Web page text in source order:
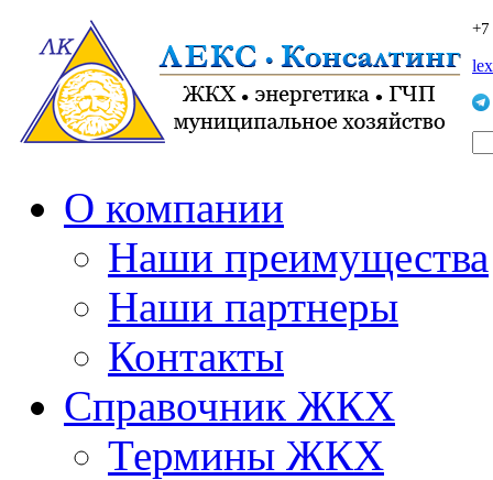
О компании
Наши преимущества
Наши партнеры
Контакты
Справочник ЖКХ
Термины ЖКХ